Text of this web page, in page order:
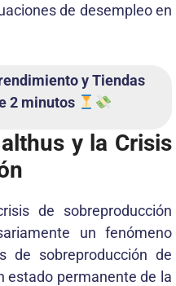
de desempleo en
y Tiendas
2 minutos
y la Crisis
de sobreproducción
un fenómeno
de sobreproducción de
estado permanente de la